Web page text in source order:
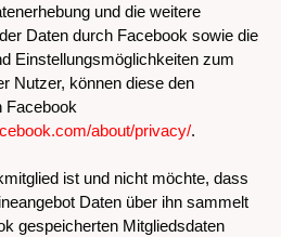
und die weitere
Daten durch Facebook sowie die
Einstellungsmöglichkeiten zum
Nutzer, können diese den
Facebook
about/privacy/.
ist und nicht möchte, dass
Daten über ihn sammelt
gespeicherten Mitgliedsdaten